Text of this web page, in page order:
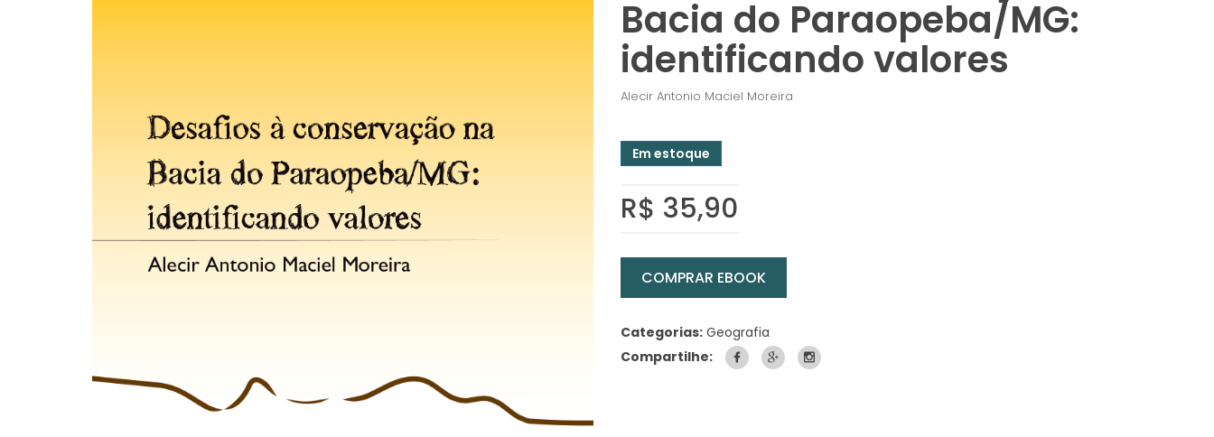
Bacia do Paraopeba/MG:
identificando valores
Alecir Antonio Maciel Moreira
Em estoque
R$ 35,90
COMPRAR EBOOK
Categorias: Geografia
Compartilhe: